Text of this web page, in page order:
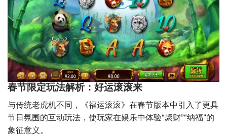
春节限定玩法解析：好运滚滚来
与传统老虎机不同，《福运滚滚》在春节版本中引入了更具
节日氛围的互动玩法，使玩家在娱乐中体验“聚财”“纳福”的
象征意义。